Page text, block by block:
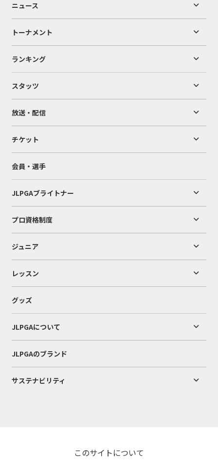
ニュース
トーナメント
ランキング
スタッツ
放送・配信
チケット
会員・選手
JLPGAブライトナー
プロ資格制度
ジュニア
レッスン
グッズ
JLPGAについて
JLPGAのブランド
サステナビリティ
このサイトについて